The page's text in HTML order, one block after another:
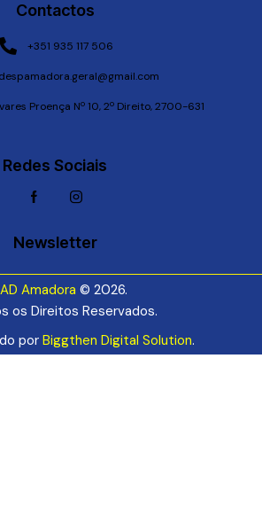
Contactos
+351 935 117 506
Proença Nº 10, 2º Direito, 2700-631
Redes Sociais
Newsletter
AD Amadora © 2026.
os Direitos Reservados.
por Biggthen Digital Solution.